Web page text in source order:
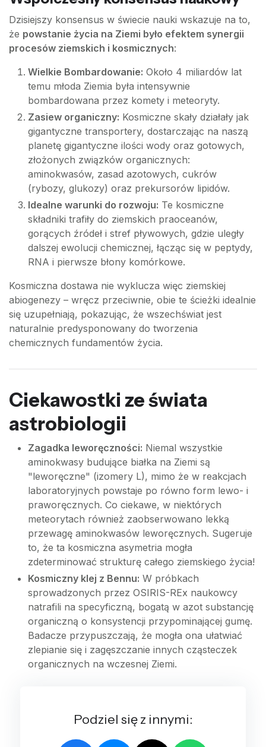
Dzisiejszy konsensus w świecie nauki wskazuje na to,
że powstanie życia na Ziemi było efektem synergii
procesów ziemskich i kosmicznych:
Wielkie Bombardowanie: Około 4 miliardów lat
temu młoda Ziemia była intensywnie
bombardowana przez komety i meteoryty.
Zasiew organiczny: Kosmiczne skały działały jak
gigantyczne transportery, dostarczając na naszą
planetę gigantyczne ilości wody oraz gotowych,
złożonych związków organicznych:
aminokwasów, zasad azotowych, cukrów
(rybozy, glukozy) oraz prekursorów lipidów.
Idealne warunki do rozwoju: Te kosmiczne
składniki trafiły do ziemskich praoceanów,
gorących źródeł i stref pływowych, gdzie uległy
dalszej ewolucji chemicznej, łącząc się w peptydy,
RNA i pierwsze błony komórkowe.
Kosmiczna dostawa nie wyklucza więc ziemskiej
abiogenezy – wręcz przeciwnie, obie te ścieżki idealnie
się uzupełniają, pokazując, że wszechświat jest
naturalnie predysponowany do tworzenia
chemicznych fundamentów życia.
Ciekawostki ze świata
astrobiologii
Zagadka leworęczności: Niemal wszystkie
aminokwasy budujące białka na Ziemi są
"leworęczne" (izomery L), mimo że w reakcjach
laboratoryjnych powstaje po równo form lewo- i
praworęcznych. Co ciekawe, w niektórych
meteorytach również zaobserwowano lekką
przewagę aminokwasów leworęcznych. Sugeruje
to, że ta kosmiczna asymetria mogła
zdeterminować strukturę całego ziemskiego życia!
Kosmiczny klej z Bennu: W próbkach
sprowadzonych przez OSIRIS-REx naukowcy
natrafili na specyficzną, bogatą w azot substancję
organiczną o konsystencji przypominającej gumę.
Badacze przypuszczają, że mogła ona ułatwiać
zlepianie się i zagęszczanie innych cząsteczek
organicznych na wczesnej Ziemi.
Podziel się z innymi: